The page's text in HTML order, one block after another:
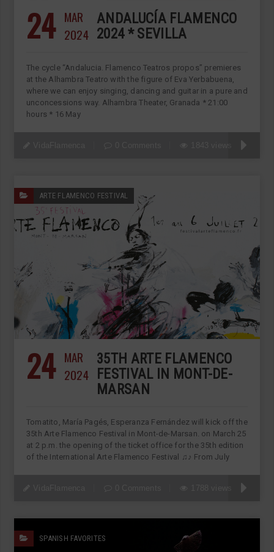
24 MAR
2024
ANDALUCÍA FLAMENCO
2024 * SEVILLA
The cycle “Andalucia. Flamenco Teatros propos” premieres
at the Alhambra Teatro with the figure of Eva Yerbabuena,
where we can enjoy singing, dancing and guitar in a pure and
unconcessions way. Alhambra Theater, Granada * 21:00
hours * 16 May
ARTE FLAMENCO FESTIVAL
24 MAR
2024
35TH ARTE FLAMENCO
FESTIVAL IN MONT-DE-
MARSAN
Tomatito, María Pagés, Esperanza Fernández will kick off the
35th Arte Flamenco Festival in Mont-de-Marsan. on March 25
at 2 p.m. the opening of the ticket office for the 35th edition
of the International Arte Flamenco Festival ♫♪ From July
SPANISH FAVORITES